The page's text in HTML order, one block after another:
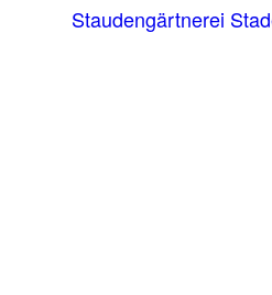
Staudengärtnerei